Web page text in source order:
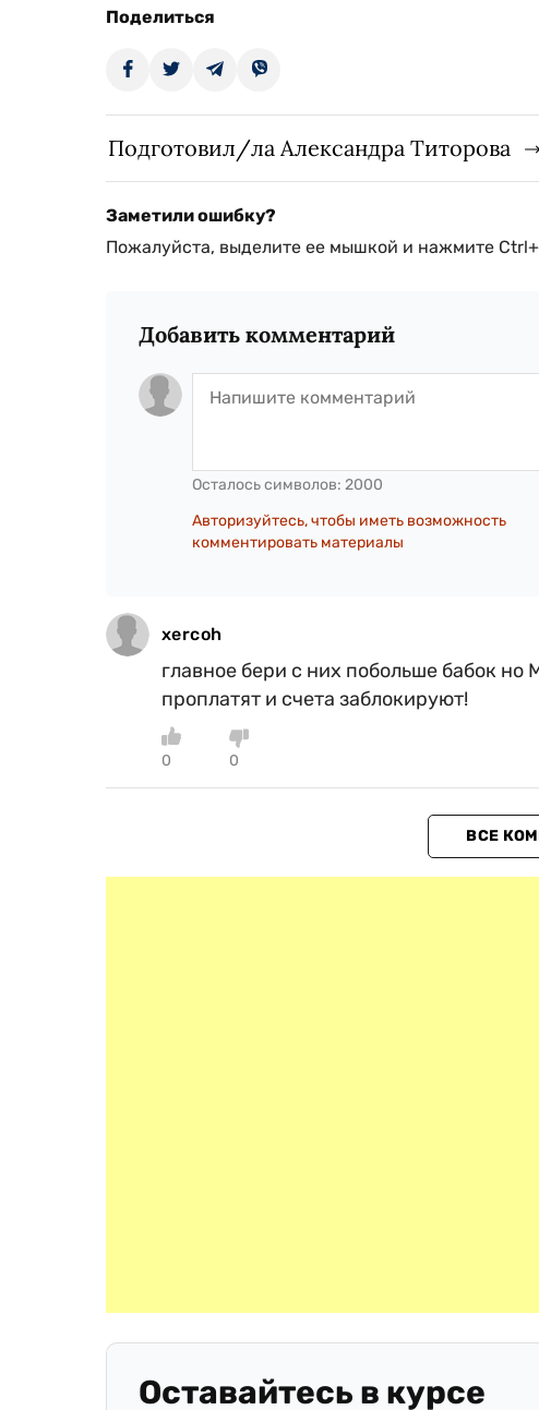
Поделиться
Подготовил/ла Александра Титорова
Заметили ошибку?
Пожалуйста, выделите ее мышкой и нажмите
Добавить комментарий
Осталось символов: 2000
Авторизуйтесь, чтобы иметь возможность
комментировать материалы
xercoh
главное бери с них побольше бабок но
проплатят и счета заблокируют!
0 0
ВСЕ
Оставайтесь в курсе